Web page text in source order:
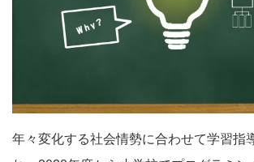
年々変化する社会情勢に合わせて学習指